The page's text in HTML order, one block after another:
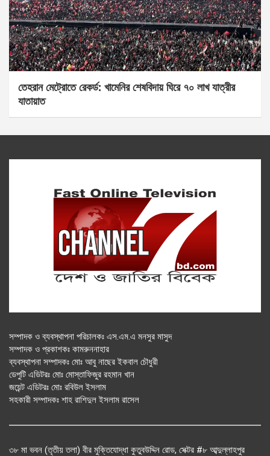
তেহরান মেট্রোতে রেকর্ড: খামেনির শেষবিদায় ঘিরে ৭০ লাখ যাত্রীর
যাতায়াত
সম্পাদক ও ব্যবস্থাপনা পরিচালকঃ এস.এম.এ মনসুর মাসুদ
সম্পাদক ও প্রকাশকঃ কামরুননাহার
ব্যবস্থাপনা সম্পাদকঃ মোঃ আবু নাছের ইকবাল চৌধুরী
ডেপুটি এডিটরঃ মোঃ মোস্তাফিজুর রহমান খান
জয়েন্ট এডিটরঃ মোঃ রবিউল ইসলাম
সহকারী সম্পাদকঃ শাহ রাশিদুল ইসলাম রাসেল
৩৮ মা ভবন (তৃতীয় তলা) বীর মুক্তিযোদ্ধা কুতুবউদ্দিন রোড, সেক্টর #৮ আব্দুল্লাহপুর